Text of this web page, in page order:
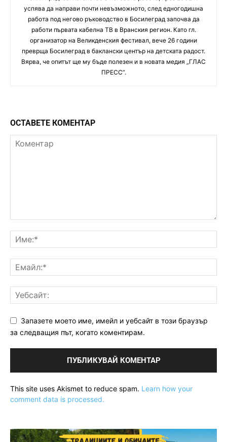
успява да направи почти невъзможното, след едногодишна
работа под негово ръководство в Босилеград започва да
работи първата кабелна ТВ в Вранския регион. Като гл.
организатор на Великденския фестивал, вече 26 години
преврща Босилеград в баклански център на детската радост.
Вярва, че опитът ще му бъде полезен и в новата медия „ГЛАС
ПРЕСС”.
ОСТАВЕТЕ КОМЕНТАР
Запазете моето име, имейл и уебсайт в този браузър
за следващия път, когато коментирам.
This site uses Akismet to reduce spam. Learn how your
comment data is processed.